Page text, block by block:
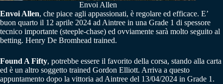
Envoi Allen
Envoi Allen, che piace agli appassionati, è regolare ed efficace. E’
buon quarto il 12 aprile 2024 ad Aintree in una Grade 1 di spessore
tecnico importante (steeple-chase) ed ovviamente sarà molto seguito al
betting. Henry De Bromhead trained.
Found A Fifty, potrebbe essere il favorito della corsa, stando alla carta
ed è un altro soggetto trained Gordon Elliott. Arriva a questo
appuntamento dopo la vittoria ad Aintree del 13/04/2024 in Grade 1.